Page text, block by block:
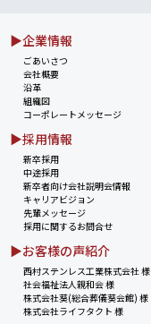
▶企業情報
ごあいさつ
会社概要
沿革
組織図
コーポレートメッセージ
▶採用情報
新卒採用
中途採用
新卒者向け会社説明会情報
キャリアビジョン
先輩メッセージ
採用に関するお問合せ
▶お客様の声紹介
西村ステンレス工業株式会社 様
社会福祉法人親和会 様
株式会社葵(総合葬儀葵会館) 様
株式会社ライフタクト 様